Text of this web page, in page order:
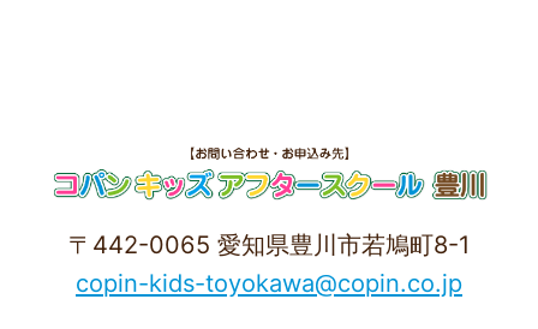
〒442-0065 愛知県豊川市若鳩町8-1
copin-kids-toyokawa@copin.co.jp